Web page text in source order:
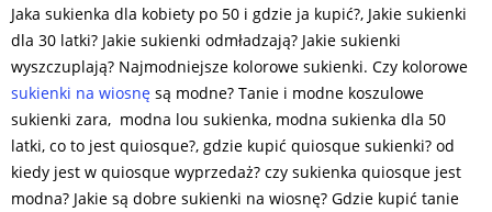
Jaka sukienka dla kobiety po 50 i gdzie ja kupić?, Jakie sukienki
dla 30 latki? Jakie sukienki odmładzają? Jakie sukienki
wyszczuplają? Najmodniejsze kolorowe sukienki. Czy kolorowe
sukienki na wiosnę są modne? Tanie i modne koszulowe
sukienki zara, modna lou sukienka, modna sukienka dla 50
latki, co to jest quiosque?, gdzie kupić quiosque sukienki? od
kiedy jest w quiosque wyprzedaż? czy sukienka quiosque jest
modna? Jakie są dobre sukienki na wiosnę? Gdzie kupić tanie